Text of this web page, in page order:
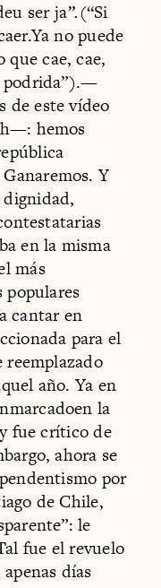
ser ja”.(“Si
no puede
cae, cae,
podrida”).—
de este vídeo
hemos
Y
en la misma
más
cantar en
para el
año. Ya en
la
fue crítico de
ahora se
por
de Chile,
le
fue el revuelo
días